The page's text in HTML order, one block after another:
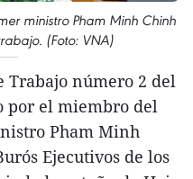
ministro Pham Minh Chinh
(Foto: VNA)
Trabajo número 2 del
por el miembro del
Pham Minh
Ejecutivos de los